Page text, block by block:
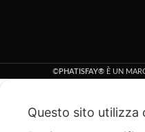
©PHATISFAY® È UN
Questo sito utilizza